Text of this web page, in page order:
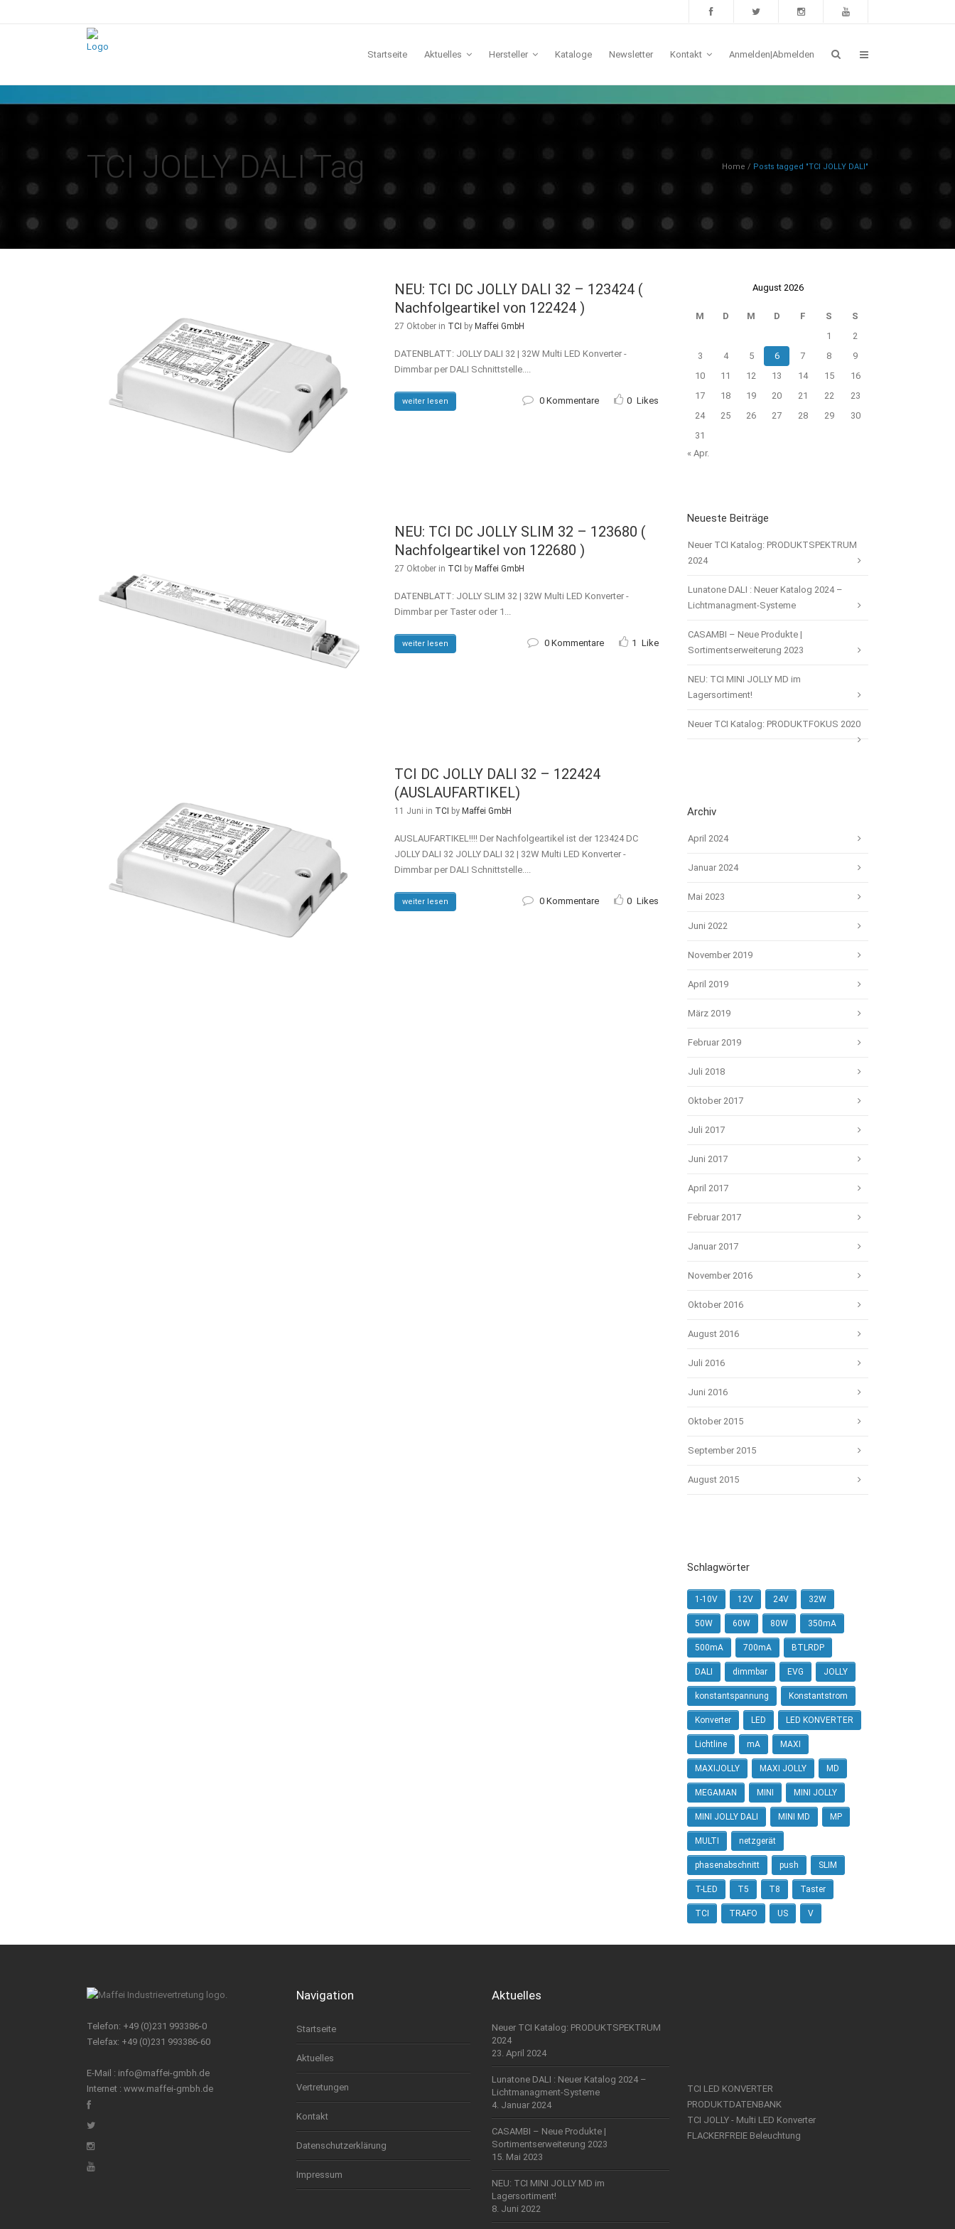
Startseite Aktuelles Hersteller
Lunatone
Casambi
Moser
Kataloge Newsletter Kontakt Anmelden|Abmelden
TCI JOLLY DALI Tag Home / Posts tagged "TCI JOLLY DALI"
NEU: TCI DC JOLLY DALI 32 – 123424 (
Nachfolgeartikel von 122424 )
27 Oktoberin TCI by Maffei GmbH
DATENBLATT: JOLLY DALI 32 | 32W Multi LED Konverter -
Dimmbar per DALI Schnittstelle....
weiter lesen 0 Kommentare 0 Likes
NEU: TCI DC JOLLY SLIM 32 – 123680 (
Nachfolgeartikel von 122680 )
27 Oktoberin TCI by Maffei GmbH
DATENBLATT: JOLLY SLIM 32 | 32W Multi LED Konverter -
Dimmbar per Taster oder 1...
weiter lesen 0 Kommentare 1 Like
TCI DC JOLLY DALI 32 – 122424
(AUSLAUFARTIKEL)
11 Juni in TCI by Maffei GmbH
AUSLAUFARTIKEL!!!! Der Nachfolgeartikel ist der 123424 DC
JOLLY DALI 32 JOLLY DALI 32 | 32W Multi LED Konverter -
Dimmbar per DALI Schnittstelle....
weiter lesen 0 Kommentare 0 Likes
August 2026
M D M D F S
S
1
2
3
4 5 6 7 8
9
10
11 12 13 14 15
16
17
18 19 20 21 22
23
24
25 26 27 28 29
30
31
« Apr.
Neueste Beiträge
Neuer TCI Katalog: PRODUKTSPEKTRUM
2024
Lunatone DALI : Neuer Katalog 2024 –
Lichtmanagment-Systeme
CASAMBI – Neue Produkte |
Sortimentserweiterung 2023
NEU: TCI MINI JOLLY MD im
Lagersortiment!
Neuer TCI Katalog: PRODUKTFOKUS 2020
Archiv
April 2024
Januar 2024
Mai 2023
Juni 2022
November 2019
April 2019
März 2019
Februar 2019
Juli 2018
Oktober 2017
Juli 2017
Juni 2017
April 2017
Februar 2017
Januar 2017
November 2016
Oktober 2016
August 2016
Juli 2016
Juni 2016
Oktober 2015
September 2015
August 2015
Schlagwörter
1-10V 12V 24V 32W
50W 60W 80W 350mA
500mA 700mA BTLRDP
DALI dimmbar EVG JOLLY
konstantspannung Konstantstrom
Konverter LED LED KONVERTER
Lichtline mA MAXI
MAXIJOLLY MAXI JOLLY MD
MEGAMAN MINI MINI JOLLY
MINI JOLLY DALI MINI MD MP
MULTI netzgerät
phasenabschnitt push SLIM
T-LED T5 T8 Taster
TCI TRAFO US V
Telefon: +49 (0)231 993386-0
Telefax: +49 (0)231 993386-60
E-Mail : info@maffei-gmbh.de
Internet : www.maffei-gmbh.de
Navigation
Startseite
Aktuelles
Vertretungen
Kontakt
Datenschutzerklärung
Impressum
Aktuelles
Neuer TCI Katalog: PRODUKTSPEKTRUM
2024
23. April 2024
Lunatone DALI : Neuer Katalog 2024 –
Lichtmanagment-Systeme
4. Januar 2024
CASAMBI – Neue Produkte |
Sortimentserweiterung 2023
15. Mai 2023
NEU: TCI MINI JOLLY MD im
Lagersortiment!
8. Juni 2022
TCI LED KONVERTER
PRODUKTDATENBANK
TCI JOLLY - Multi LED Konverter
FLACKERFREIE Beleuchtung